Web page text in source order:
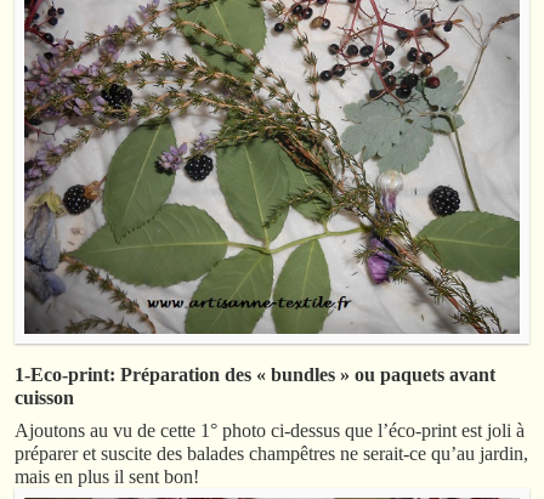
1-Eco-print: Préparation des « bundles » ou paquets avant
cuisson
Ajoutons au vu de cette 1° photo ci-dessus que l’éco-print est joli à
préparer et suscite des balades champêtres ne serait-ce qu’au jardin,
mais en plus il sent bon!